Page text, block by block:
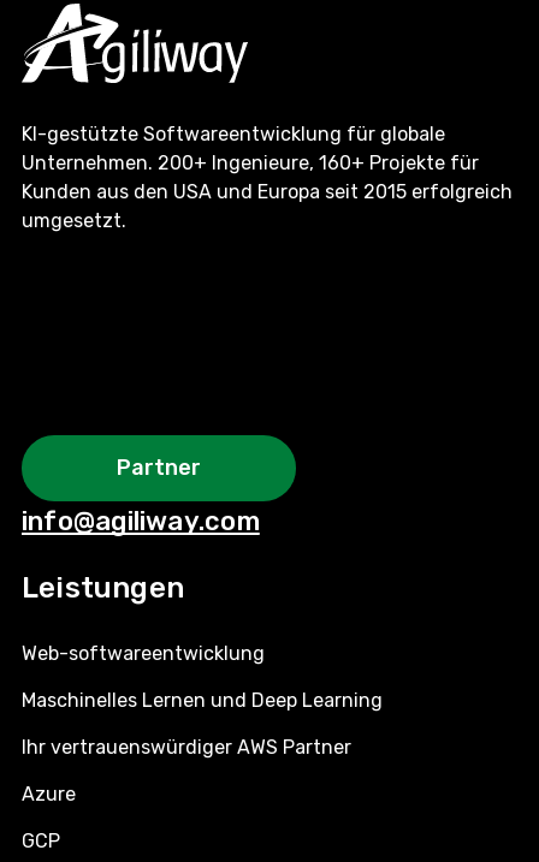
KI-gestützte Softwareentwicklung für globale
Unternehmen. 200+ Ingenieure, 160+ Projekte für
Kunden aus den USA und Europa seit 2015 erfolgreich
umgesetzt.
Partner
info@agiliway.com
Leistungen
Web-softwareentwicklung
Maschinelles Lernen und Deep Learning
Ihr vertrauenswürdiger AWS Partner
Azure
GCP